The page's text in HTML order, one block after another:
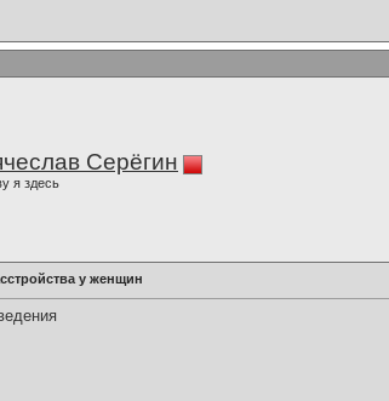
Серёгин
я здесь
у женщин